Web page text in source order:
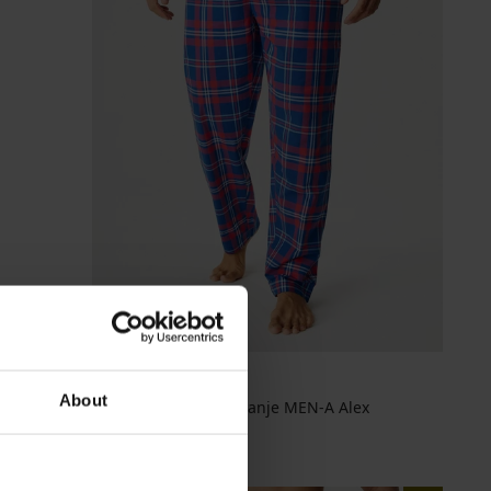
About
-25 % ALL25
Muške hlače za spavanje MEN-A Alex
34,99 €